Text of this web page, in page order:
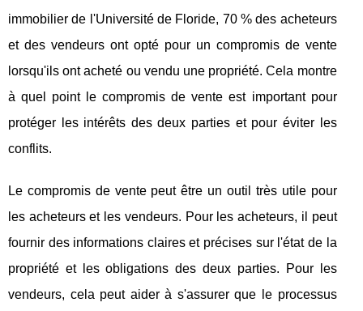
immobilier de l'Université de Floride, 70 % des acheteurs
et des vendeurs ont opté pour un compromis de vente
lorsqu'ils ont acheté ou vendu une propriété. Cela montre
à quel point le compromis de vente est important pour
protéger les intérêts des deux parties et pour éviter les
conflits.
Le compromis de vente peut être un outil très utile pour
les acheteurs et les vendeurs. Pour les acheteurs, il peut
fournir des informations claires et précises sur l'état de la
propriété et les obligations des deux parties. Pour les
vendeurs, cela peut aider à s'assurer que le processus